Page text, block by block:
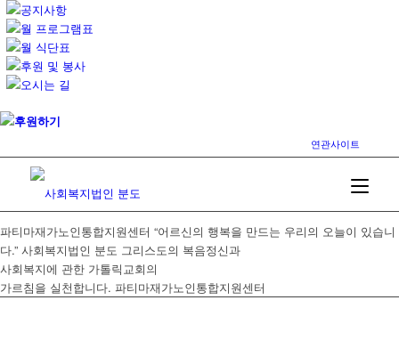
공지사항
월 프로그램표
월 식단표
후원 및 봉사
오시는 길
후원하기
연관사이트
파티마재가노인통합지원센터 “어르신의 행복을 만드는 우리의 오늘이 있습니
다.” 사회복지법인 분도 그리스도의 복음정신과
사회복지에 관한 가톨릭교회의
가르침을 실천합니다. 파티마재가노인통합지원센터